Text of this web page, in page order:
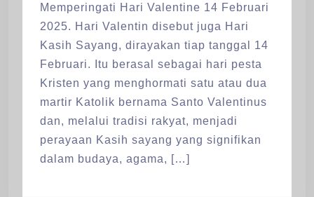
Memperingati Hari Valentine 14 Februari
2025. Hari Valentin disebut juga Hari
Kasih Sayang, dirayakan tiap tanggal 14
Februari. Itu berasal sebagai hari pesta
Kristen yang menghormati satu atau dua
martir Katolik bernama Santo Valentinus
dan, melalui tradisi rakyat, menjadi
perayaan Kasih sayang yang signifikan
dalam budaya, agama, […]